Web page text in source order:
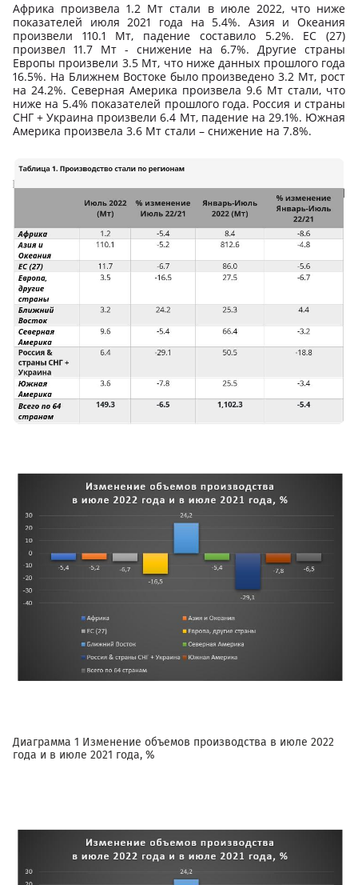
Африка произвела 1.2 Мт стали в июле 2022, что ниже
показателей июля 2021 года на 5.4%. Азия и Океания
произвели 110.1 Мт, падение составило 5.2%. ЕС (27)
произвел 11.7 Мт - снижение на 6.7%. Другие страны
Европы произвели 3.5 Мт, что ниже данных прошлого года
16.5%. На Ближнем Востоке было произведено 3.2 Мт, рост
на 24.2%. Северная Америка произвела 9.6 Мт стали, что
ниже на 5.4% показателей прошлого года. Россия и страны
СНГ + Украина произвели 6.4 Мт, падение на 29.1%. Южная
Америка произвела 3.6 Мт стали – снижение на 7.8%.
Диаграмма 1 Изменение объемов производства в июле 2022
года и в июле 2021 года, %